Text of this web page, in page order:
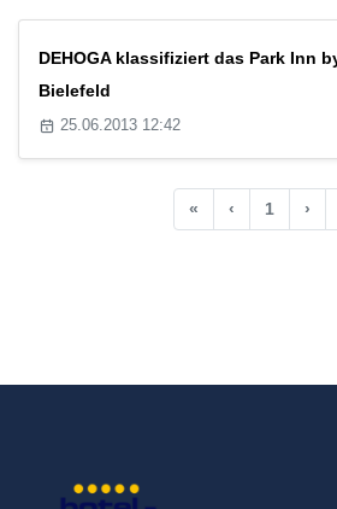
DEHOGA klassifiziert das Park Inn
Bielefeld
25.06.2013 12:42
« ‹ 1 ›